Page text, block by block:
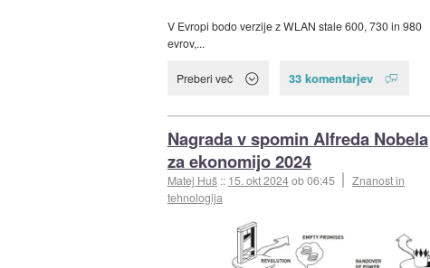
V Evropi bodo verzije z WLAN stale 600, 730 in 980
evrov,...
Preberi več 33 komentarjev
Nagrada v spomin Alfreda Nobela
za ekonomijo 2024
Matej Huš :: 15. okt 2024ob 06:45
Znanost in
tehnologija